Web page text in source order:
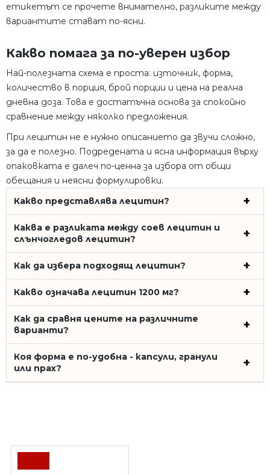
етикетът се прочете внимателно, разликите между
вариантите стават по-ясни.
Какво помага за по-уверен избор
Най-полезната схема е проста: източник, форма,
количество в порция, брой порции и цена на реална
дневна доза. Това е достатъчна основа за спокойно
сравнение между няколко предложения.
При лецитин не е нужно описанието да звучи сложно,
за да е полезно. Подредената и ясна информация върху
опаковката е далеч по-ценна за избора от общи
обещания и неясни формулировки.
Какво представлява лецитин?
Каква е разликата между соев лецитин и
слънчогледов лецитин?
Как да избера подходящ лецитин?
Какво означава лецитин 1200 мг?
Как да сравня цените на различните
варианти?
Коя форма е по-удобна - капсули, гранули
или прах?